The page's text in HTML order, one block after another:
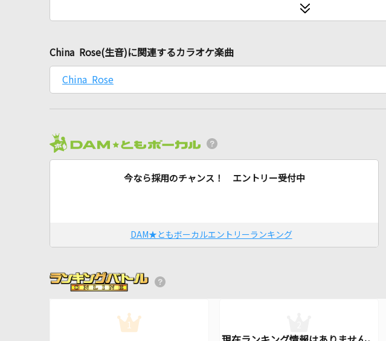
China Rose(生音)に関連するカラオケ楽曲
China Rose
今なら採用のチャンス！ エントリー受付中
DAM★ともボーカルエントリーランキング
1